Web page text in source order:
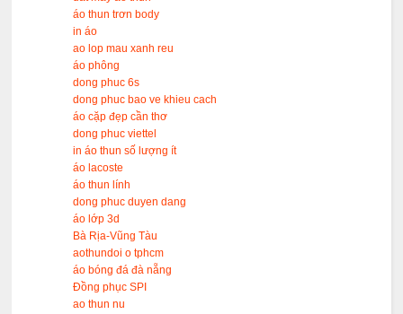
áo thun trơn body
in áo
ao lop mau xanh reu
áo phông
dong phuc 6s
dong phuc bao ve khieu cach
áo cặp đẹp cần thơ
dong phuc viettel
in áo thun số lượng ít
áo lacoste
áo thun lính
dong phuc duyen dang
áo lớp 3d
Bà Rịa-Vũng Tàu
aothundoi o tphcm
áo bóng đá đà nẵng
Đồng phục SPI
ao thun nu